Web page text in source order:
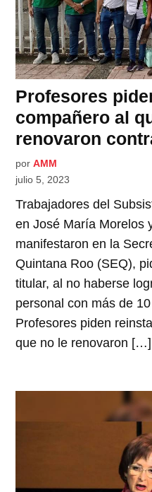
Profesores
compañero al
renovaron
por AMM
julio 5, 2023
Trabajadores del
en José María Morelos
manifestaron en la
Quintana Roo (SEQ),
titular, al no haberse
personal con más de
Profesores piden
que no le renovaron […]